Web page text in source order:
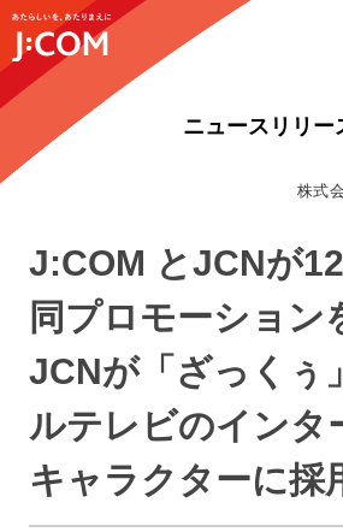
ニュースリリー
株式
J:COM とJCNが
同プロモーション
JCNが「ざっくぅ
ルテレビのインタ
キャラクターに採